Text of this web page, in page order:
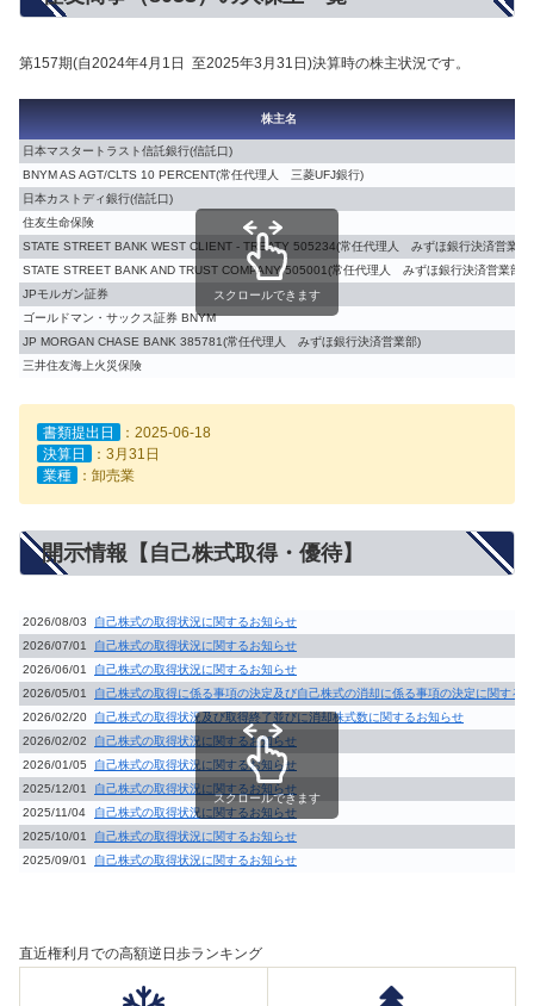
第157期(自2024年4月1日 至2025年3月31日)決算時の株主状況です。
株主名
日本マスタートラスト信託銀行(信託口)
BNYM AS AGT/CLTS 10 PERCENT(常任代理人 三菱UFJ銀行)
日本カストディ銀行(信託口)
住友生命保険
STATE STREET BANK WEST CLIENT - TREATY 505234(常任代理人 みずほ銀行決済営業部)
STATE STREET BANK AND TRUST COMPANY 505001(常任代理人 みずほ銀行決済営業部)
JPモルガン証券
ゴールドマン・サックス証券 BNYM
JP MORGAN CHASE BANK 385781(常任代理人 みずほ銀行決済営業部)
三井住友海上火災保険
スクロールできます
書類提出日
：2025-06-18
決算日
：3月31日
業種
：卸売業
開示情報【自己株式取得・優待】
2026/08/03
自己株式の取得状況に関するお知らせ
2026/07/01
自己株式の取得状況に関するお知らせ
2026/06/01
自己株式の取得状況に関するお知らせ
2026/05/01
自己株式の取得に係る事項の決定及び自己株式の消却に係る事項の決定に関する
2026/02/20
自己株式の取得状況及び取得終了並びに消却株式数に関するお知らせ
2026/02/02
自己株式の取得状況に関するお知らせ
2026/01/05
自己株式の取得状況に関するお知らせ
2025/12/01
自己株式の取得状況に関するお知らせ
2025/11/04
自己株式の取得状況に関するお知らせ
2025/10/01
自己株式の取得状況に関するお知らせ
2025/09/01
自己株式の取得状況に関するお知らせ
スクロールできます
直近権利月での高額逆日歩ランキング